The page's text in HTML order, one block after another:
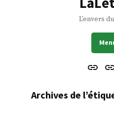
L'envers
À
Archives de